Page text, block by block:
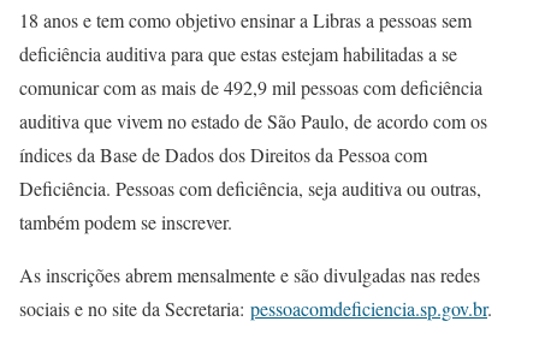
18 anos e tem como objetivo ensinar a Libras a pessoas sem
deficiência auditiva para que estas estejam habilitadas a se
comunicar com as mais de 492,9 mil pessoas com deficiência
auditiva que vivem no estado de São Paulo, de acordo com os
índices da Base de Dados dos Direitos da Pessoa com
Deficiência. Pessoas com deficiência, seja auditiva ou outras,
também podem se inscrever.
As inscrições abrem mensalmente e são divulgadas nas redes
sociais e no site da Secretaria: pessoacomdeficiencia.sp.gov.br.